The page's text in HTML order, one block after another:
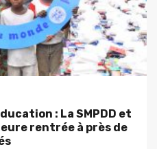
: La SMPDD et
rentrée à près de